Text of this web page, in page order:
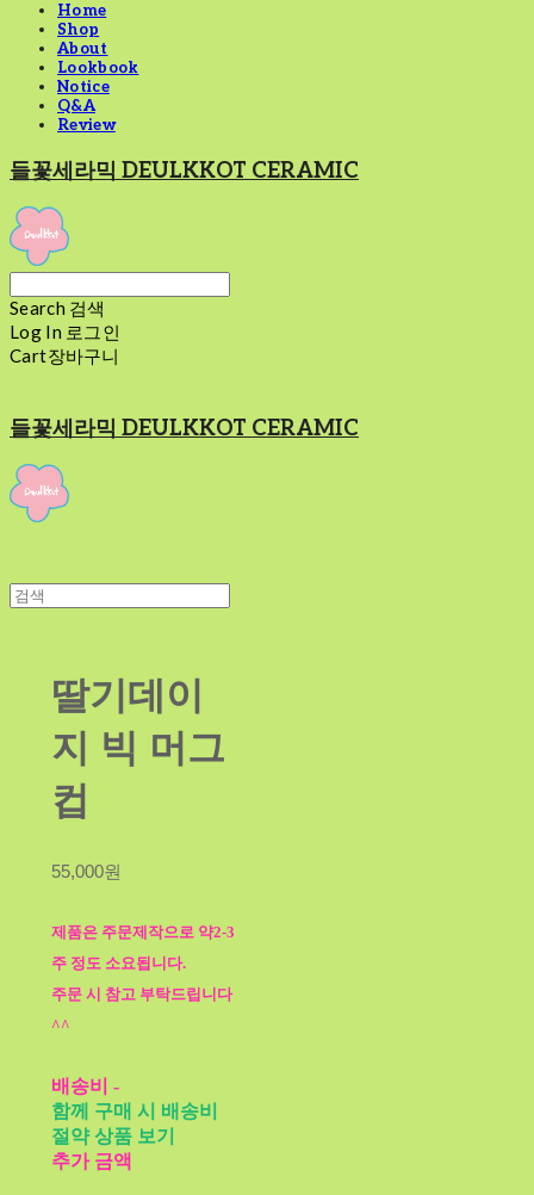
Home
Shop
About
Lookbook
Notice
Q&A
Review
들꽃세라믹 DEULKKOT CERAMIC
Search 검색
Log In 로그인
Cart장바구니
들꽃세라믹 DEULKKOT CERAMIC
딸기데이
지 빅 머그
컵
55,000원
제품은 주문제작으로 약2-3
주 정도 소요됩니다.
주문 시 참고 부탁드립니다
^^
배송비 -
함께 구매 시 배송비
절약 상품 보기
추가 금액